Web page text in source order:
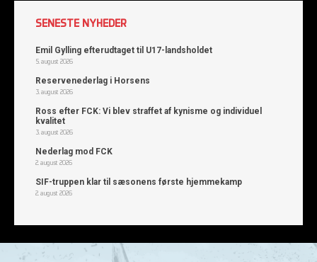
SENESTE NYHEDER
Emil Gylling efterudtaget til U17-landsholdet
5. august 2026
Reservenederlag i Horsens
3. august 2026
Ross efter FCK: Vi blev straffet af kynisme og individuel
kvalitet
3. august 2026
Nederlag mod FCK
2. august 2026
SIF-truppen klar til sæsonens første hjemmekamp
2. august 2026